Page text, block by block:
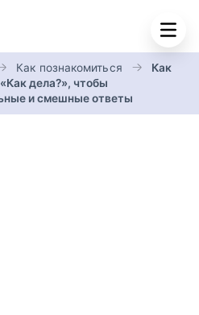
Как познакомиться
Как
дела?», чтобы
и смешные ответы